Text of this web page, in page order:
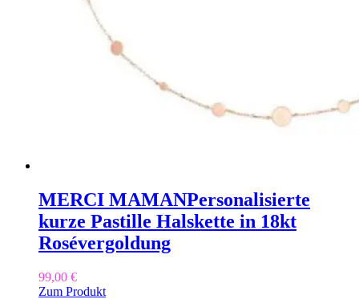
MERCI MAMANPersonalisierte
kurze Pastille Halskette in 18kt
Rosévergoldung
99,00 €
Zum Produkt